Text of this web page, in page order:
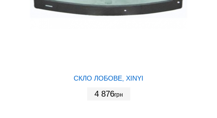
СКЛО ЛОБОВЕ, XINYI
4 876грн